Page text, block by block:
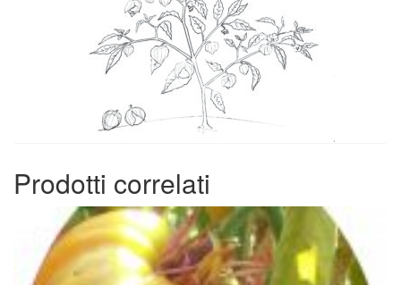
Prodotti correlati